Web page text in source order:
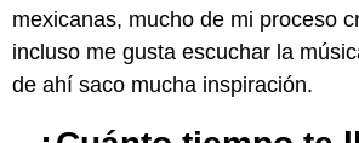
mexicanas, mucho de mi proceso
incluso me gusta escuchar la
de ahí saco mucha inspiración.